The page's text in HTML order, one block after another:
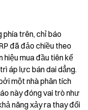
trên, chỉ báo
đã đảo chiều theo
mua đầu tiên kể
áp lực bán dai dẳng.
một nhà phân tích
này đóng vai trò như
năng xảy ra thay đổi